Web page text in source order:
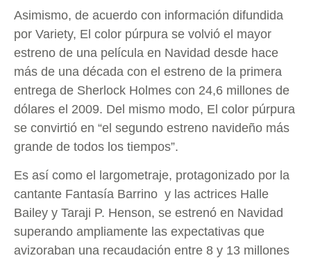
Asimismo, de acuerdo con información difundida
por Variety, El color púrpura se volvió el mayor
estreno de una película en Navidad desde hace
más de una década con el estreno de la primera
entrega de Sherlock Holmes con 24,6 millones de
dólares el 2009. Del mismo modo, El color púrpura
se convirtió en “el segundo estreno navideño más
grande de todos los tiempos”.
Es así como el largometraje, protagonizado por la
cantante Fantasía Barrino y las actrices Halle
Bailey y Taraji P. Henson, se estrenó en Navidad
superando ampliamente las expectativas que
avizoraban una recaudación entre 8 y 13 millones